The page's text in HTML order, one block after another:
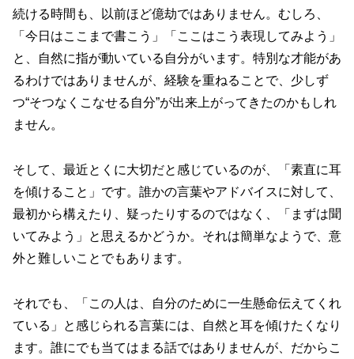
続ける時間も、以前ほど億劫ではありません。むしろ、
「今日はここまで書こう」「ここはこう表現してみよう」
と、自然に指が動いている自分がいます。特別な才能があ
るわけではありませんが、経験を重ねることで、少しず
つ“そつなくこなせる自分”が出来上がってきたのかもしれ
ません。
そして、最近とくに大切だと感じているのが、「素直に耳
を傾けること」です。誰かの言葉やアドバイスに対して、
最初から構えたり、疑ったりするのではなく、「まずは聞
いてみよう」と思えるかどうか。それは簡単なようで、意
外と難しいことでもあります。
それでも、「この人は、自分のために一生懸命伝えてくれ
ている」と感じられる言葉には、自然と耳を傾けたくなり
ます。誰にでも当てはまる話ではありませんが、だからこ